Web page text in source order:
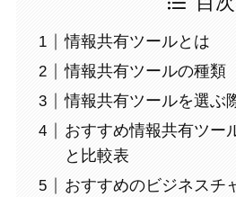
情報共有ツールとは
情報共有ツールの種類
情報共有ツールを選ぶ
おすすめ情報共有ツ
と比較表
おすすめのビジネスチ